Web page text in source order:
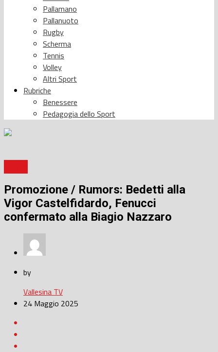
Pallamano
Pallanuoto
Rugby
Scherma
Tennis
Volley
Altri Sport
Rubriche
Benessere
Pedagogia dello Sport
Promozione / Rumors: Bedetti alla
Vigor Castelfidardo, Fenucci
confermato alla Biagio Nazzaro
by
Vallesina TV
24 Maggio 2025